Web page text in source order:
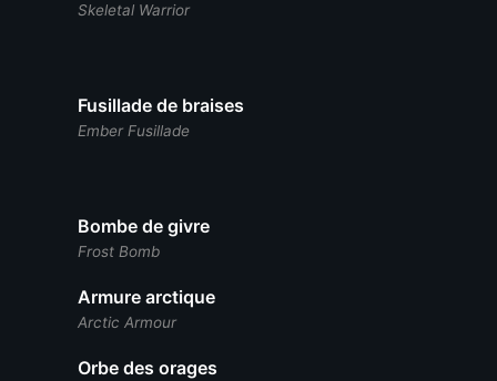
Skeletal Warrior
Fusillade de braises
Ember Fusillade
Bombe de givre
Frost Bomb
Armure arctique
Arctic Armour
Orbe des orages